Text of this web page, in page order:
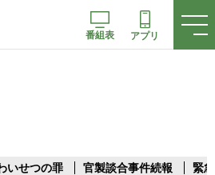
番組表 アプリ
いせつの罪 官製談合事件続報 緊